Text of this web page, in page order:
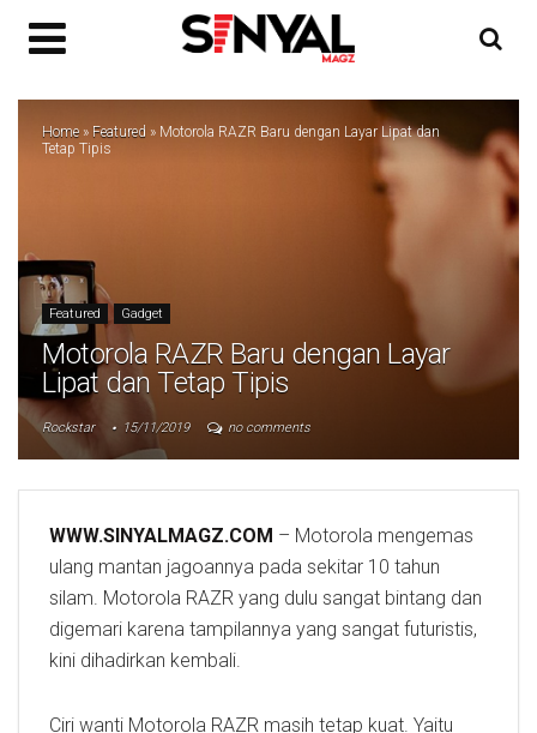
Home » Featured » Motorola RAZR Baru dengan Layar Lipat dan
Tetap Tipis
Featured Gadget
Motorola RAZR Baru dengan Layar
Lipat dan Tetap Tipis
Rockstar 15/11/2019 no comments
WWW.SINYALMAGZ.COM – Motorola mengemas
ulang mantan jagoannya pada sekitar 10 tahun
silam. Motorola RAZR yang dulu sangat bintang dan
digemari karena tampilannya yang sangat futuristis,
kini dihadirkan kembali.
Ciri wanti Motorola RAZR masih tetap kuat. Yaitu